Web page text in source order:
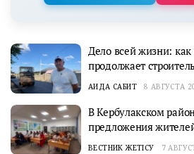
Дело всей жизни:
продолжает
АИДА САБИТ 8 АВГУСТА
В Кербулакском
предложения
ВЕСТНИК ЖЕТІСУ 7